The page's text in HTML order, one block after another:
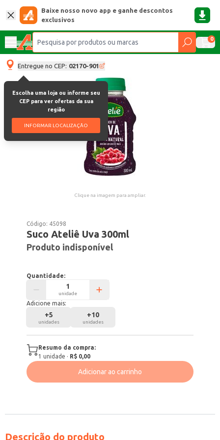
Baixe nosso novo app e ganhe descontos
exclusivos
0
Entregue no CEP: 02170-901
Escolha uma loja ou informe seu
CEP para ver ofertas da sua
região
INFORMAR LOCALIZAÇÃO
Clique na imagem para ampliar.
Código: 45098
Suco Ateliê Uva 300ml
Produto indisponível
Quantidade:
unidade
Adicione mais:
+5
unidades
+10
unidades
Resumo da compra:
1 unidade · R$ 0,00
Adicionar ao carrinho
Descrição do produto